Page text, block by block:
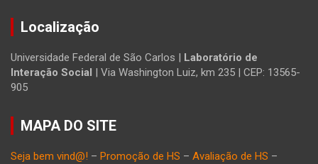
Localização
Universidade Federal de São Carlos |
Laboratório de
Interação Social
| Via Washington Luiz, km 235 | CEP: 13565-
905
MAPA DO SITE
Seja bem vind@! – Promoção de HS – Avaliação de HS –